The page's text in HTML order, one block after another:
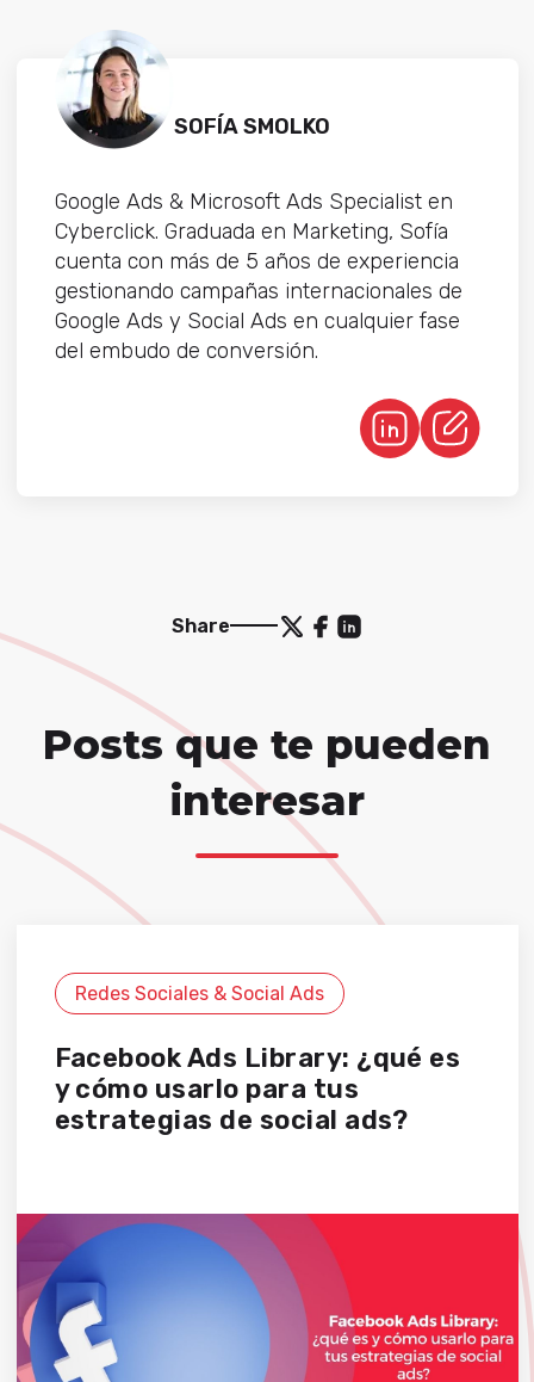
SOFÍA SMOLKO
Google Ads & Microsoft Ads Specialist en
Cyberclick. Graduada en Marketing, Sofía
cuenta con más de 5 años de experiencia
gestionando campañas internacionales de
Google Ads y Social Ads en cualquier fase
del embudo de conversión.
Share
Posts que te pueden
interesar
Redes Sociales & Social Ads
Facebook Ads Library: ¿qué es
y cómo usarlo para tus
estrategias de social ads?